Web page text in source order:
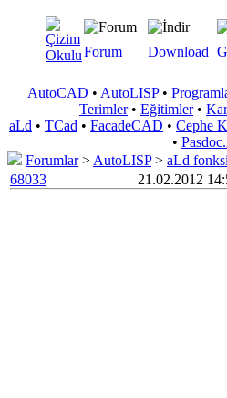
Forum Download
AutoCAD • AutoLISP•
Terimler• Eğitimler•
aLd • TCad • FacadeCAD • Cephe
•
Forumlar> AutoLISP> aLd
68033
21.02.2012